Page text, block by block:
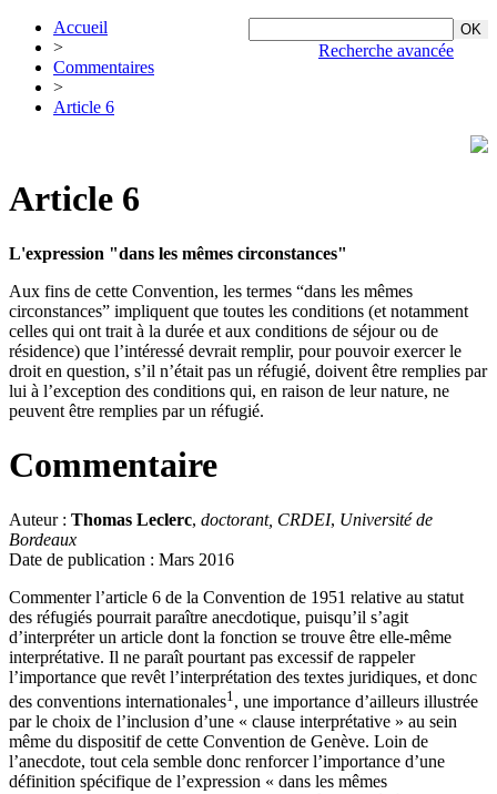
Recherche avancée
Accueil
>
Commentaires
>
Article 6
Article 6
L'expression "dans les mêmes circonstances"
Aux fins de cette Convention, les termes “dans les mêmes
circonstances” impliquent que toutes les conditions (et notamment
celles qui ont trait à la durée et aux conditions de séjour ou de
résidence) que l’intéressé devrait remplir, pour pouvoir exercer le
droit en question, s’il n’était pas un réfugié, doivent être remplies par
lui à l’exception des conditions qui, en raison de leur nature, ne
peuvent être remplies par un réfugié.
Commentaire
Auteur : Thomas Leclerc, doctorant, CRDEI, Université de
Bordeaux
Date de publication : Mars 2016
Commenter l’article 6 de la Convention de 1951 relative au statut
des réfugiés pourrait paraître anecdotique, puisqu’il s’agit
d’interpréter un article dont la fonction se trouve être elle-même
interprétative. Il ne paraît pourtant pas excessif de rappeler
l’importance que revêt l’interprétation des textes juridiques, et donc
des conventions internationales1 , une importance d’ailleurs illustrée
par le choix de l’inclusion d’une « clause interprétative » au sein
même du dispositif de cette Convention de Genève. Loin de
l’anecdote, tout cela semble donc renforcer l’importance d’une
définition spécifique de l’expression « dans les mêmes